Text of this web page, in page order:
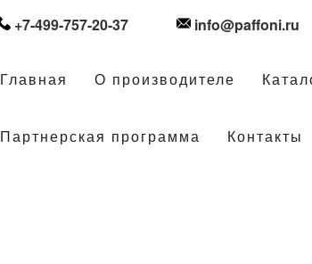
+7-499-757-20-37 info@paffoni.ru
Главная О производителе
Партнерская программа Контакты